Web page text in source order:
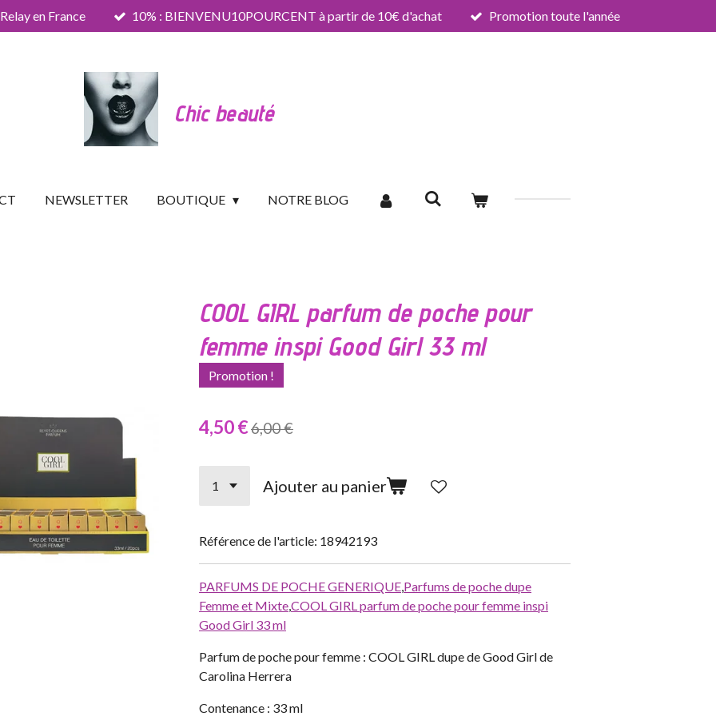
en France 10% : BIENVENU10POURCENT à partir de 10€ d'achat Promotion toute l'année
Chic beauté
NEWSLETTER BOUTIQUE NOTRE BLOG
COOL GIRL parfum de poche pour
femme inspi Good Girl 33 ml
Promotion !
4,50 €6,00 €
Ajouter au panier
Référence de l'article: 18942193
PARFUMS DE POCHE GENERIQUE Parfums de poche dupe
Femme et MixteCOOL GIRL parfum de poche pour femme inspi
Good Girl 33 ml
Parfum de poche pour femme : COOL GIRL dupe de Good Girl de
Carolina Herrera
Contenance : 33 ml